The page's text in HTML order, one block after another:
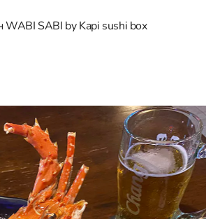
WABI SABI by Kapi sushi box